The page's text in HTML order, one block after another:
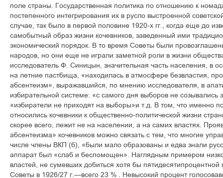
поле страны. Государственная политика по отношению к
постепенного интегрирования их в русло выстроенной
случае, так было в первой половине 1920-х гг., когда еще до
самобытный образ жизни кочевников, заведенный ими
экономический порядок. В то время Советы были
народов, но они еще не играли заметной роли в жизни
исследователь Ф. Синицын, значительная часть населения, в
на летние пастбища, «находилась в атмосфере безвластия,
абсентеизм», выражавшийся, по мнению исследователя, в
избирательной системе: «с самого дня выборов не созывались
«избиратели не приходят на выборы»и т.д. В том, что именно
относились кочевники к общественно-политической жизни
скорее всего, лежит не на населении, а на самих властях.
абсентеизма» кочевников можно связать с тем, что многие
числе члены ВКП (б), «были мало образованы и едва знали
аппарат был «слаб и беспомощен». Наглядным примером
властей, не сумевших добиться хотя бы
Советы в 1926/27 г.—всего 23 % . Невысокий процент